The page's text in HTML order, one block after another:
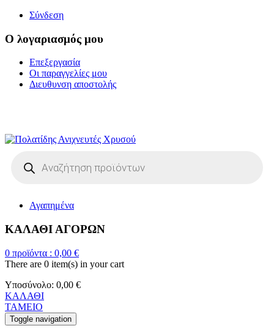
Σύνδεση
Ο λογαριασμός μου
Επεξεργασία
Οι παραγγελίες μου
Διευθυνση αποστολής
search
Αγαπημένα
ΚΑΛΑΘΙ ΑΓΟΡΩΝ
0 προϊόντα : 0,00 €
There are 0 item(s) in your cart
Υποσύνολο: 0,00 €
ΚΑΛΑΘΙ
ΤΑΜΕΙΟ
Toggle navigation